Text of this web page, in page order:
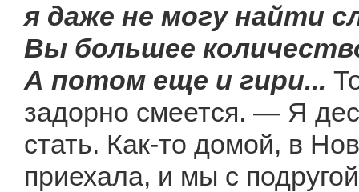
я даже не могу найти
Вы большее
А потом еще и гири...
задорно смеется. — Я
стать. Как-то домой, в
приехала, и мы с